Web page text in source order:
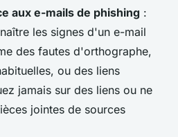
aux e-mails de phishing :
les signes d'un e-mail
des fautes d'orthographe,
ou des liens
jamais sur des liens ou ne
jointes de sources